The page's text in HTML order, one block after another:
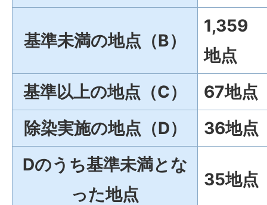
基準未満の地点（B）
1,359
地点
基準以上の地点（C）
67地点
除染実施の地点（D）
36地点
Dのうち基準未満とな
った地点
35地点